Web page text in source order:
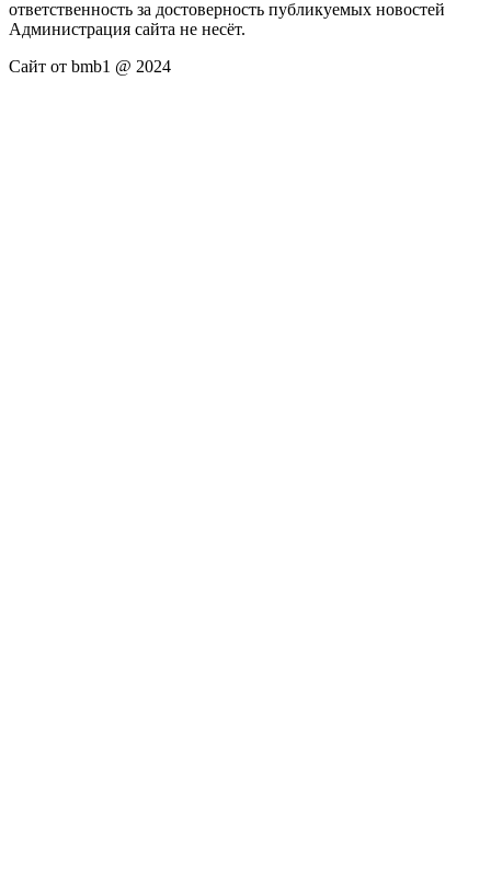
ответственность за достоверность публикуемых новостей
Администрация сайта не несёт.
Сайт от bmb1 @ 2024